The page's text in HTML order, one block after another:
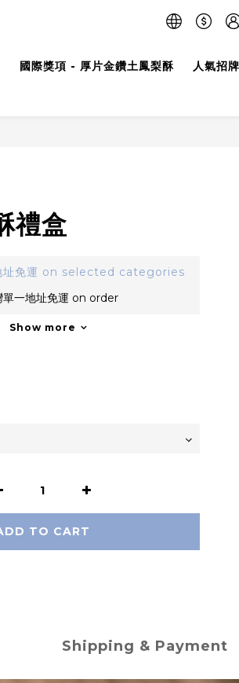
國際獎項 - 厚片金鑽土鳳梨酥 人氣招
禮盒
址免運 on selected categories
一地址免運 on order
Show more
TO CART
Shipping & Payment